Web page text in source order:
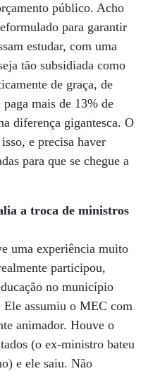
público. Acho
para garantir
estudar, com uma
tão subsidiada como
de graça, de
mais de 13% de
diferença gigantesca. O
e precisa haver
para que se chegue a
a troca de ministros
uma experiência muito
participou,
no município
Ele assumiu o MEC com
animador. Houve o
(o ex-ministro bateu
e ele saiu. Não